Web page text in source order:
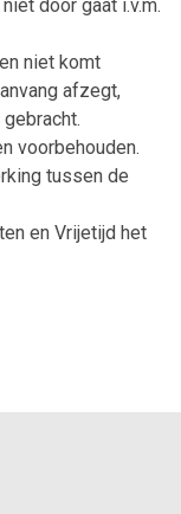
door gaat i.v.m.
niet komt
afzegt,
voorbehouden.
tussen de
en Vrijetijd het